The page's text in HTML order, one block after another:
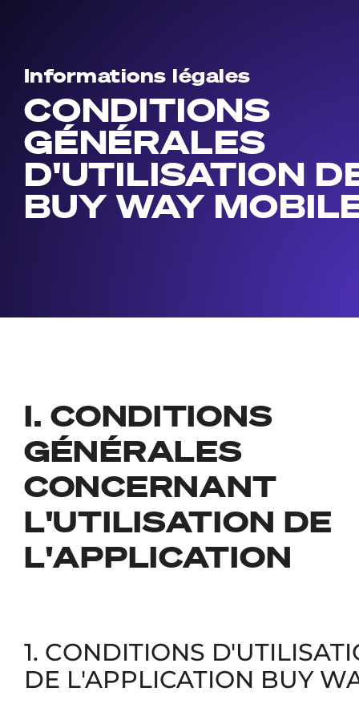
Informations légales
CONDITIONS
GÉNÉRALES
D'UTILISATION
BUY WAY
I. CONDITIONS
GÉNÉRALES
CONCERNANT
L'UTILISATION DE
L'APPLICATION
1. CONDITIONS
DE L'APPLICATION BUY